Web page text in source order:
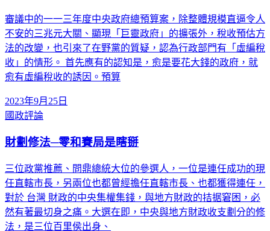
審議中的一一三年度中央政府總預算案，除整體規模直逼令人
不安的三兆元大關、顯現「巨靈政府」的擴張外，稅收預估方
法的改變，也引來了在野黨的質疑，認為行政部門有「虛編稅
收」的情形。 首先應有的認知是，愈是要花大錢的政府，就
愈有虛編稅收的誘因。預算
2023年9月25日
國政評論
財劃修法─零和賽局是瞎掰
三位政黨推薦、問鼎總統大位的參選人，一位是連任成功的現
任直轄市長，另兩位也都曾經擔任直轄市長、也都獲得連任，
對於 台灣 財政的中央集權集錢，與地方財政的拮据窘困，必
然有著最切身之痛。大選在即，中央與地方財政收支劃分的修
法，是三位百里侯出身、